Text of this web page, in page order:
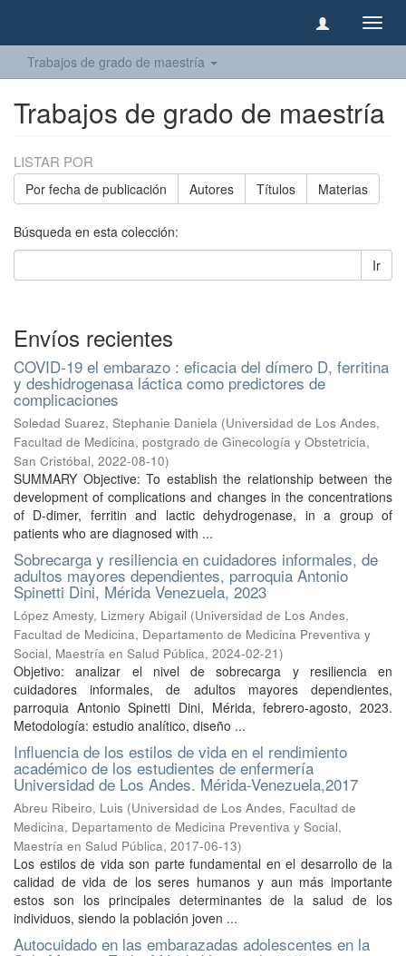
Trabajos de grado de maestría
Trabajos de grado de maestría
LISTAR POR
Por fecha de publicación Autores Títulos Materias
Búsqueda en esta colección:
Ir
Envíos recientes
COVID-19 el embarazo : eficacia del dímero D, ferritina
y deshidrogenasa láctica como predictores de
complicaciones
Soledad Suarez, Stephanie Daniela (Universidad de Los Andes,
Facultad de Medicina, postgrado de Ginecología y Obstetricia,
San Cristóbal, 2022-08-10)
SUMMARY Objective: To establish the relationship between the
development of complications and changes in the concentrations
of D-dimer, ferritin and lactic dehydrogenase, in a group of
patients who are diagnosed with ...
Sobrecarga y resiliencia en cuidadores informales, de
adultos mayores dependientes, parroquia Antonio
Spinetti Dini, Mérida Venezuela, 2023
López Amesty, Lizmery Abigail (Universidad de Los Andes,
Facultad de Medicina, Departamento de Medicina Preventiva y
Social, Maestría en Salud Pública, 2024-02-21)
Objetivo: analizar el nivel de sobrecarga y resiliencia en
cuidadores informales, de adultos mayores dependientes,
parroquia Antonio Spinetti Dini, Mérida, febrero-agosto, 2023.
Metodología: estudio analítico, diseño ...
Influencia de los estilos de vida en el rendimiento
académico de los estudientes de enfermería
Universidad de Los Andes. Mérida-Venezuela,2017
Abreu Ribeiro, Luis (Universidad de Los Andes, Facultad de
Medicina, Departamento de Medicina Preventiva y Social,
Maestría en Salud Pública, 2017-06-13)
Los estilos de vida son parte fundamental en el desarrollo de la
calidad de vida de los seres humanos y aun más importante
estos son los principales determinantes de la salud de los
individuos, siendo la población joven ...
Autocuidado en las embarazadas adolescentes en la